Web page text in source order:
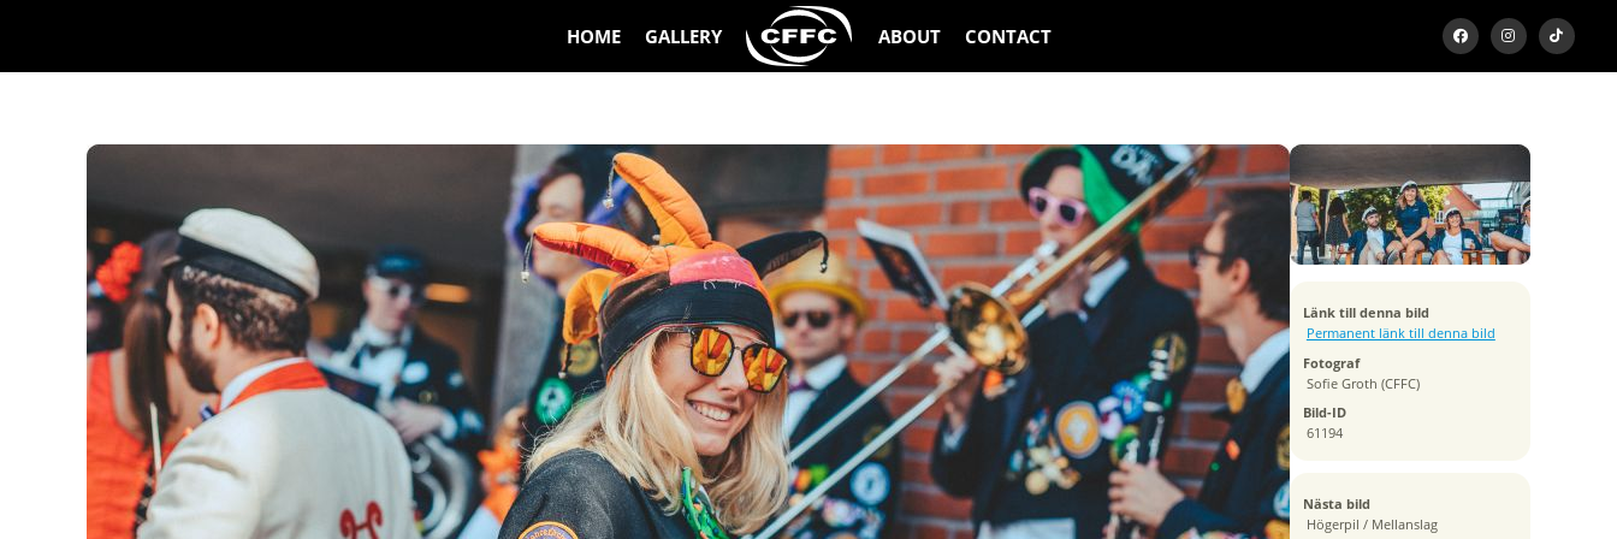
HOME GALLERY ABOUT CONTACT
Länk till denna bild
Permanent länk till denna bild
Fotograf
Sofie Groth (CFFC)
Bild-ID
61194
1/800 sek
Bländare
f/2.5
Kamera
Tagen
2020:08:09 14:10:46
ISO
100
Brännvidd
50 mm
Nästa bild
Högerpil / Mellanslag